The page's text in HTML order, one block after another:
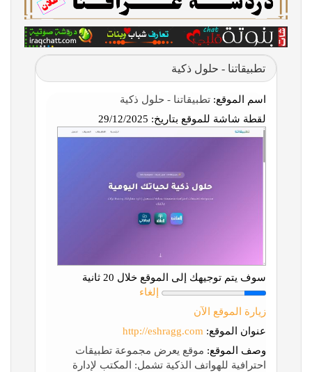
تطبيقاتنا - حلول ذكية
اسم الموقع: تطبيقاتنا - حلول ذكية
لقطة شاشة للموقع بتاريخ:
سوف يتم توجيهك إلى الموقع خلال 20 ثانية
إلغاء
زيارة الموقع الآن
عنوان الموقع: http://eshragg.com
وصف الموقع: موقع يعرض مجموعة تطبيقات
احترافية للهواتف الذكية تشمل: المكتب لإدارة